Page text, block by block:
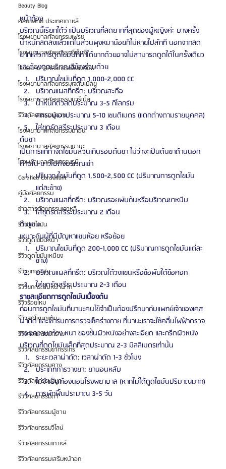
Beauty Blog
ศัลยแพทย์ ประเทศเกาหลี
โรงพยาบาลศัลยกรรมเฟรช
โรงพยาบาลศัลยกรรมจีเอ็นจี
โรงพยาบาลศัลยกรรมอิมเมจอัพ
โรงพยาบาลศัลยกรรมเจดับเบิลยู
โรงพยาบาลศัลยกรรมมาร์เบิ้ล
รีวิวศัลยกรรมผู้ชาย
โรงพยาบาลศัลยกรรมมาอิน
โรงพยาบาลศัลยกรรมนานะ
โรงพยาบาลศัลยกรรมรูบี
Certified Consultant
คู่มือศัลยกรรม
ข่าวสารศัลยกรรมเกาหลี
รีวิวดูดไขมัน
รีวิวดูดไขมันหน้า
รีวิวดูดไขมันเหนียง
รีวิวยกกระชับ
รีวิวยกกระชับหน้าผาก
รีวิวร้อยไหม
รีวิวลดโหนกแก้ม
รีวิวศัลยกรรมกราม
รีวิวศัลยกรรมขากรรไกร
รีวิวศัลยกรรมคาง
รีวิวศัลยกรรมจมูก
รีวิวศัลยกรรมตา
รีวิวศัลยกรรมผู้ชาย
รีวิวศัลยกรรมวีไลน์
รีวิวศัลยกรรมเกาหลี
รีวิวศัลยกรรมเสริมหน้าอก
หน้าท้อง
บริเวณนี้เรียกได้ว่าเป็นบริเวณที่ลดยากที่สุดของผู้หญิงค่ะ บางครั้ง
น้ำหนักลดลงแล้วแต่ในส่วนพุงหมาน้อยก็ไม่หายไปสักที นอกจากลด
ยากแล้วการดูดไขมันก็ทำได้ยากด้วยอาจไม่สามารถดูดได้ในครั้งเดียว
และต้องดูดบริเวณสีข้างร่วมด้วย
ปริมาณไขมันที่ดูด 1,000-2,000 CC
บริเวณแผลที่กรีด: บริเวณสะดือ
น้ำหนักตัวลดประมาณ 3-5 กิโลกรัม
ลดรอบเอวประมาณ 5-10 เซนติเมตร (แตกต่างตามรายบุคคล)
ใส่ชุดรัดสรีระประมาณ 3 เดือน
ต้นขา
เป็นการแก้กำจัดไขมันส่วนเกินรอบต้นขา ไม่ว่าจะเป็นต้นขาด้านนอก
ด้านใน ยาวไปถึงบริเวณเข่า
ปริมาณไขมันที่ดูด 1,500-2,500 CC (ปริมาณการดูดไขมัน
แต่ละข้าง)
บริเวณแผลที่กรีด: บริเวณรอยพับก้นหรือบริเวณขาหนีบ
ใส่ชุดรัดสรีระประมาณ 2 เดือน
ต้นแขน
เหมาะกับผู้ที่มีปัญหาแขนห้อย หรือย้อย
ปริมาณไขมันที่ดูด 200-1,000 CC (ปริมาณการดูดไขมันแต่ละ
ข้าง)
บริเวณแผลที่กรีด: บริเวณใต้วงแขนหรือข้อพับใต้ข้อศอก
ใส่ชุดรัดสรีระประมาณ 2-3 เดือน
รายละเอียดการดูดไขมันเบื้องต้น
ก่อนการดูดไขมันที่นานะคนไข้จำเป็นต้องปรึกษากับแพทย์เจ้าของเคส
ผ่าตัด และเข้ารับการตรวจเช็คร่างกาย ที่นานะเราจะใช้คลื่นไฟฟ้าตรวจ
สอบความกว้าง หนา ของชั้นผิวหนังอย่างละเอียด และกรีดผิวหนัง
บริเวณที่ดูดไขมันเล็กที่สุดประมาณ 2-3 มิลลิเมตรเท่านั้น
ระยะเวลาผ่าตัด: เวลาผ่าตัด 1-3 ชั่วโมง
ประเภทการวางยา: ยานอนหลับ
ไม่จำเป็นต้องนอนโรงพยาบาล (หากไม่ได้ดูดไขมันปริมาณมาก)
การพักฟื้นประมาณ 3-5 วัน